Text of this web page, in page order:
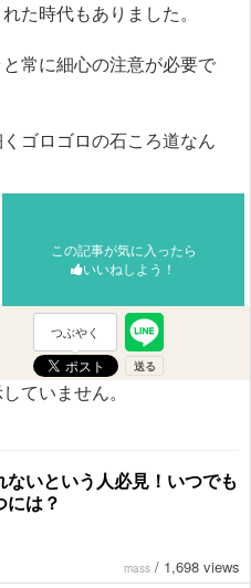
た時代もありました。
常に細心の注意が必要で
ゴロゴロの石ころ道なん
この記事が気に入ったら
いいねしよう！
つぶやく
ていません。
いという人必見！いつでも
には？
mass / 1,698 views